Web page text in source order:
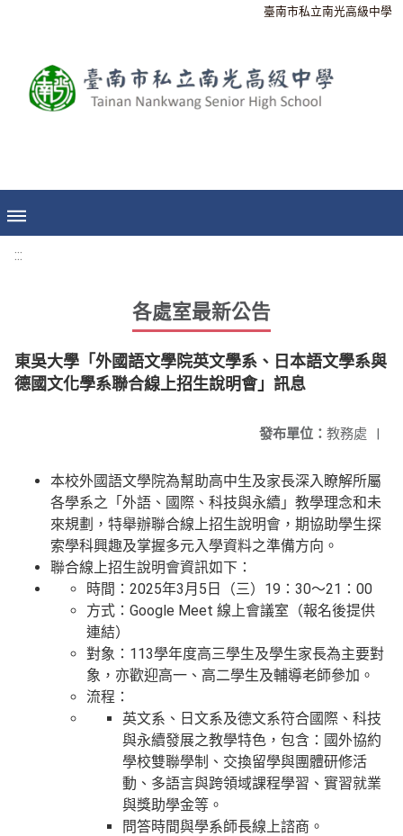
臺南市私立南光高級中學
:::
各處室最新公告
東吳大學「外國語文學院英文學系、日本語文學系與
德國文化學系聯合線上招生說明會」訊息
發布單位： 教務處 |
本校外國語文學院為幫助高中生及家長深入瞭解所屬
各學系之「外語、國際、科技與永續」教學理念和未
來規劃，特舉辦聯合線上招生說明會，期協助學生探
索學科興趣及掌握多元入學資料之準備方向。
聯合線上招生說明會資訊如下：
時間：2025年3月5日（三）19：30～21：00
方式：Google Meet 線上會議室（報名後提供
連結）
對象：113學年度高三學生及學生家長為主要對
象，亦歡迎高一、高二學生及輔導老師參加。
流程：
英文系、日文系及德文系符合國際、科技
與永續發展之教學特色，包含：國外協約
學校雙聯學制、交換留學與團體研修活
動、多語言與跨領域課程學習、實習就業
與獎助學金等。
問答時間與學系師長線上諮商。